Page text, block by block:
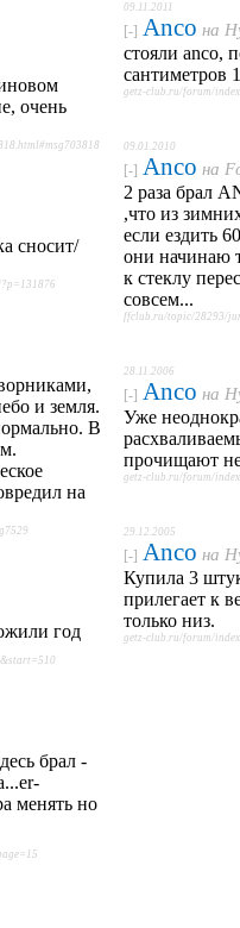
очень
сносит/
и земля.
В
на
год
брал -
менять но
09.11.2011
[-] Anco на
стояли anco,
сантиметров
getz-club.ru/forum/
09.01.2010
[-] Anco на
2 раза брал
,что из
если ездить
они начинаю
к стеклу
совсем...
ffclub.ru/topic/28293/
28.11.2006
[-] Anco на
Уже
прочищают
getz-club.ru/forum/
29.12.2005
[-] Anco на
Купила 3
прилегает к
только низ.
getz-club.ru/forum/